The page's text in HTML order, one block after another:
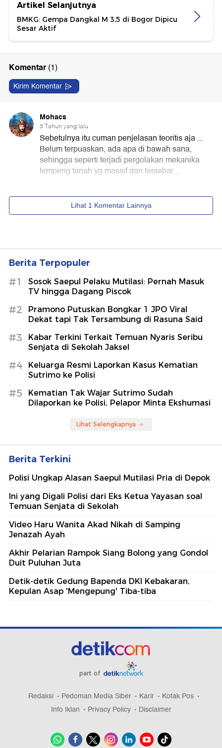
Artikel Selanjutnya
BMKG: Gempa Dangkal M 3,5 di Bogor Dipicu
Sesar Aktif
Berita Terpopuler
#1
Sosok Saepul Pelaku Mutilasi: Pernah Masuk
TV hingga Dagang Piscok
#2
Pramono Putuskan Bongkar 1 JPO Viral
Dekat tapi Tak Tersambung di Rasuna Said
#3
Kabar Terkini Terkait Temuan Nyaris Seribu
Senjata di Sekolah Jaksel
#4
Keluarga Resmi Laporkan Kasus Kematian
Sutrimo ke Polisi
#5
Kematian Tak Wajar Sutrimo Sudah
Dilaporkan ke Polisi, Pelapor Minta Ekshumasi
Lihat Selengkapnya
Berita Terkini
Polisi Ungkap Alasan Saepul Mutilasi Pria di Depok
Ini yang Digali Polisi dari Eks Ketua Yayasan soal
Temuan Senjata di Sekolah
Video Haru Wanita Akad Nikah di Samping
Jenazah Ayah
Akhir Pelarian Rampok Siang Bolong yang Gondol
Duit Puluhan Juta
Detik-detik Gedung Bapenda DKI Kebakaran,
Kepulan Asap 'Mengepung' Tiba-tiba
part of
Redaksi Pedoman Media Siber Karir
Kotak Pos
Info Iklan
Privacy Policy Disclaimer